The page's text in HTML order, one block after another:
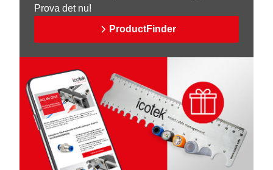
Prova det nu!
ProductFinder